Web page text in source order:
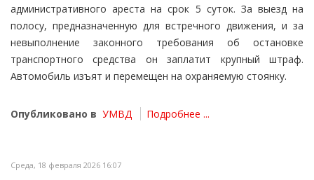
административного ареста на срок 5 суток. За выезд на
полосу, предназначенную для встречного движения, и за
невыполнение законного требования об остановке
транспортного средства он заплатит крупный штраф.
Автомобиль изъят и перемещен на охраняемую стоянку.
Опубликовано в УМВД Подробнее ...
Среда, 18 февраля 2026 16:07